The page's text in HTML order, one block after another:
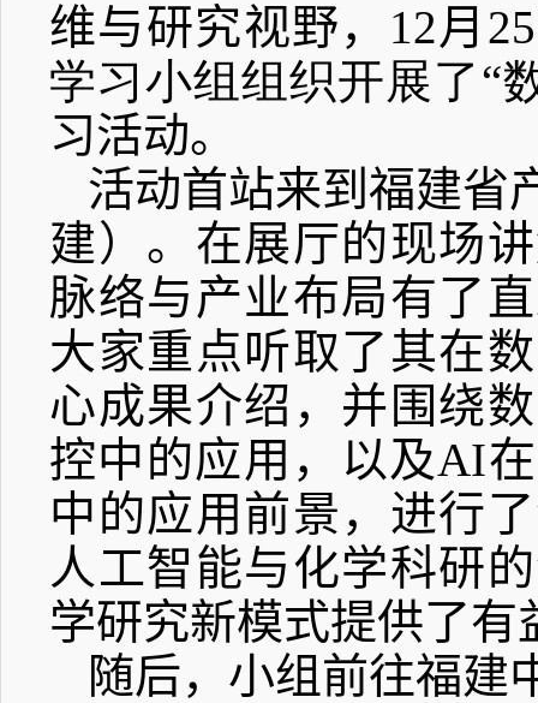
维与研究视野， 12月 25
学习小组组织开展了“
习活动。
活动首站来到福建省
建）。 在展厅的现场
脉络与产业布局有了
大家重点听取了其在
心成果介绍，并围绕
控中的应用 ，以及AI
中的应用前景，进行
人工智能与化学科研
学研究新模式提供了有
随后，小组前往福建